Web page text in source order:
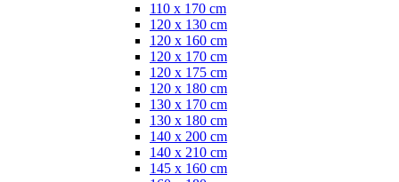
110 x 170 cm
120 x 130 cm
120 x 160 cm
120 x 170 cm
120 x 175 cm
120 x 180 cm
130 x 170 cm
130 x 180 cm
140 x 200 cm
140 x 210 cm
145 x 160 cm